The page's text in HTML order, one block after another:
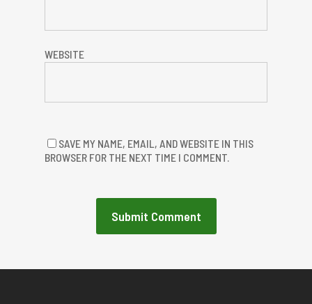
WEBSITE
SAVE MY NAME, EMAIL, AND WEBSITE IN THIS
BROWSER FOR THE NEXT TIME I COMMENT.